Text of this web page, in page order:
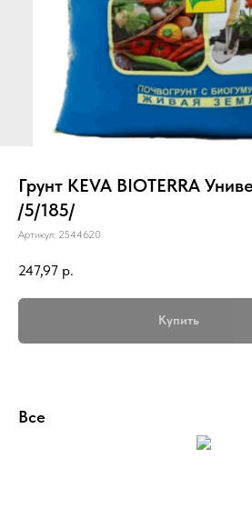
Грунт KEVA BIOTERRA
/5/185/
Артикул: 2544620
247,97 р.
Купить
Все